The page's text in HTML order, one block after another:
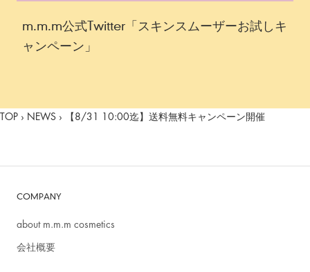
m.m.m公式Twitter「スキンスムーザーお試しキ
ャンペーン」
TOP › NEWS › 【8/31 10:00迄】送料無料キャンペーン開催
COMPANY
about m.m.m cosmetics
会社概要